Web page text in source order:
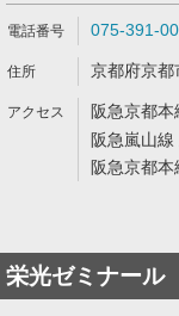
075-391-
京都府京都
阪急京都
阪急嵐山
阪急京都
栄光ゼミナール